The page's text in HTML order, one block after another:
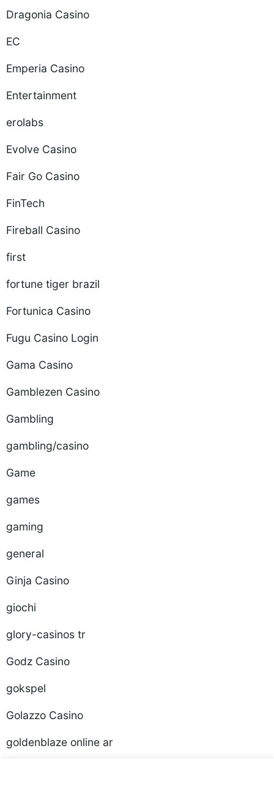
Dragonia Casino
EC
Emperia Casino
Entertainment
erolabs
Evolve Casino
Fair Go Casino
FinTech
Fireball Casino
first
fortune tiger brazil
Fortunica Casino
Fugu Casino Login
Gama Casino
Gamblezen Casino
Gambling
gambling/casino
Game
games
gaming
general
Ginja Casino
giochi
glory-casinos tr
Godz Casino
gokspel
Golazzo Casino
goldenblaze online ar